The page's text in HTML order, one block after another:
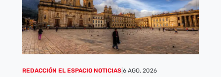
REDACCIÓN EL ESPACIO NOTICIAS| 6 AGO, 2026